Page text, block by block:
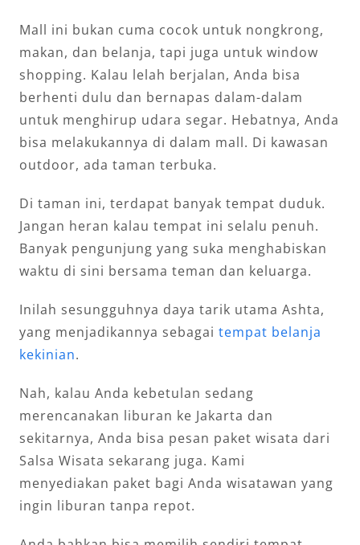
Mall ini bukan cuma cocok untuk nongkrong,
makan, dan belanja, tapi juga untuk window
shopping. Kalau lelah berjalan, Anda bisa
berhenti dulu dan bernapas dalam-dalam
untuk menghirup udara segar. Hebatnya, Anda
bisa melakukannya di dalam mall. Di kawasan
outdoor, ada taman terbuka.
Di taman ini, terdapat banyak tempat duduk.
Jangan heran kalau tempat ini selalu penuh.
Banyak pengunjung yang suka menghabiskan
waktu di sini bersama teman dan keluarga.
Inilah sesungguhnya daya tarik utama Ashta,
yang menjadikannya sebagai tempat belanja
kekinian.
Nah, kalau Anda kebetulan sedang
merencanakan liburan ke Jakarta dan
sekitarnya, Anda bisa pesan paket wisata dari
Salsa Wisata sekarang juga. Kami
menyediakan paket bagi Anda wisatawan yang
ingin liburan tanpa repot.